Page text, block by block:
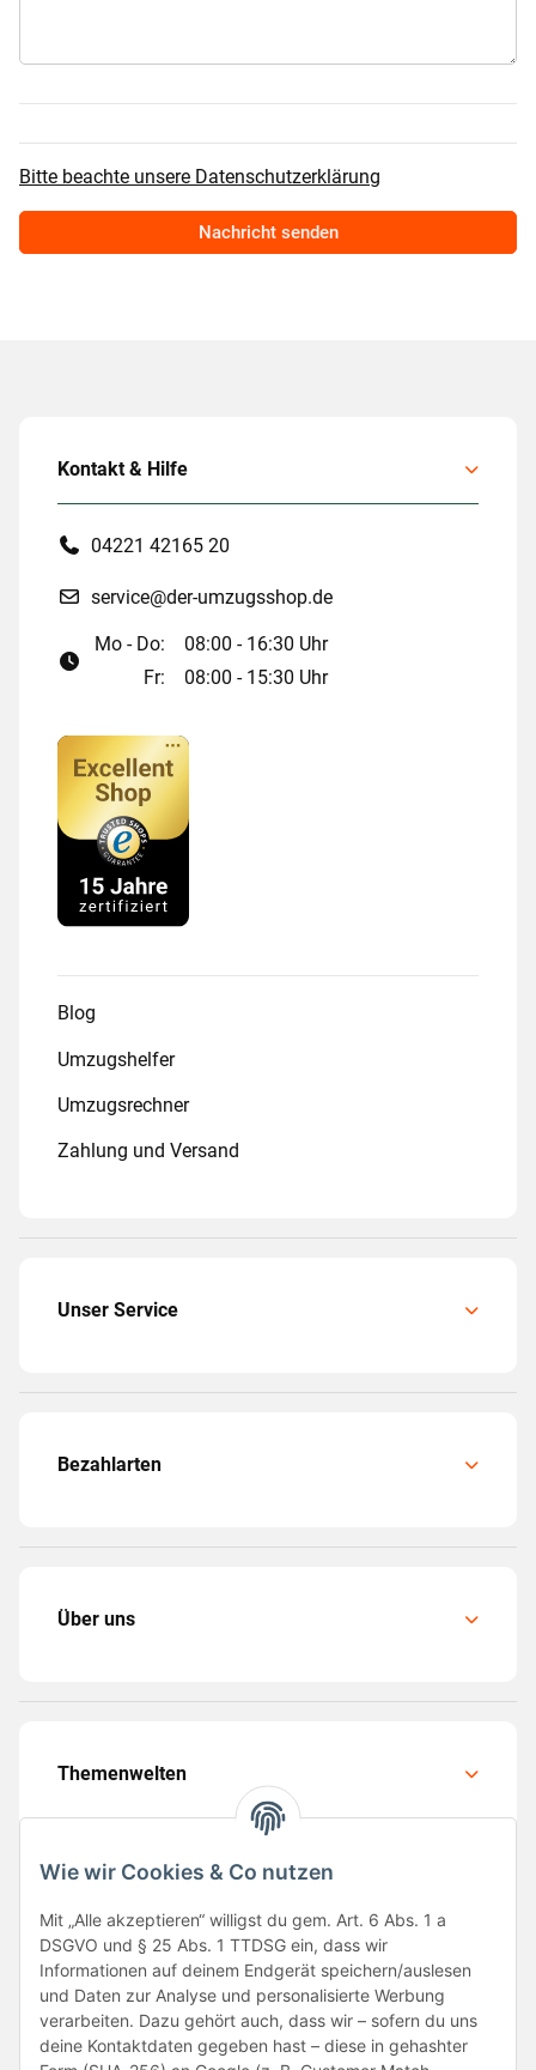
Wie wir Cookies & Co nutzen
Mit „Alle akzeptieren“ willigst du gem. Art. 6 Abs. 1 a
DSGVO und § 25 Abs. 1 TTDSG ein, dass wir
Informationen auf deinem Endgerät speichern/auslesen
und Daten zur Analyse und personalisierte Werbung
verarbeiten. Dazu gehört auch, dass wir – sofern du uns
deine Kontaktdaten gegeben hast – diese in gehashter
Bitte beachte unsere Datenschutzerklärung
Nachricht senden
Kontakt & Hilfe
04221 42165 20
service@der-umzugsshop.de
Mo - Do:
08:00 - 16:30 Uhr
Fr:
08:00 - 15:30 Uhr
Blog
Umzugshelfer
Umzugsrechner
Zahlung und Versand
Unser Service
Bezahlarten
Über uns
Themenwelten
Folge uns